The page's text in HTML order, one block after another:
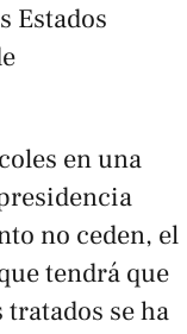
Estados
en una
no ceden, el
tendrá que
se ha